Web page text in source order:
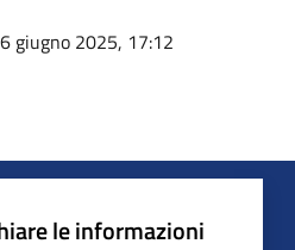
giugno 2025, 17:12
le informazioni